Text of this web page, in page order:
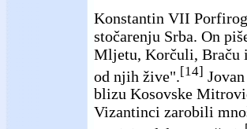
Konstantin VII
stočarenju Srba. On
Mljetu, Korčuli, Braču
od njih žive". [14]
blizu Kosovske
Vizantinci zarobili